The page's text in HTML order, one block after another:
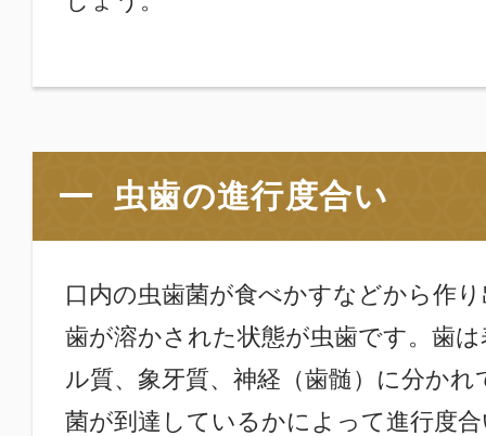
虫歯の進行度合い
口内の虫歯菌が食べかすなどから作
歯が溶かされた状態が虫歯です。歯
ル質、象牙質、神経（歯髄）に分か
菌が到達しているかによって進行度